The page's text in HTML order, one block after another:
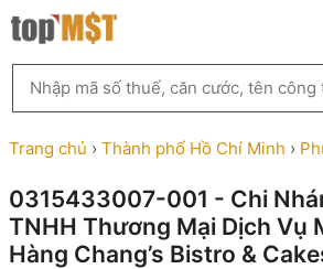
Chuyển
đến
kiếm
MST
theo
tên
ty,
người
đại
Trang chủ › Thành phố Hồ Chí Minh ›
0315433007-001 - Chi
TNHH Thương Mại Dịch Vụ
Hàng Chang’s Bistro &